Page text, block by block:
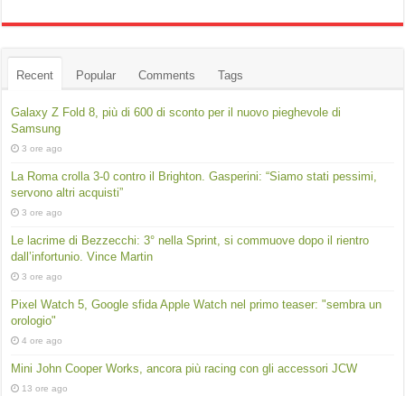
Recent Popular Comments Tags
Galaxy Z Fold 8, più di 600 di sconto per il nuovo pieghevole di
Samsung
3 ore ago
La Roma crolla 3-0 contro il Brighton. Gasperini: “Siamo stati pessimi,
servono altri acquisti”
3 ore ago
Le lacrime di Bezzecchi: 3° nella Sprint, si commuove dopo il rientro
dall’infortunio. Vince Martin
3 ore ago
Pixel Watch 5, Google sfida Apple Watch nel primo teaser: "sembra un
orologio"
4 ore ago
Mini John Cooper Works, ancora più racing con gli accessori JCW
13 ore ago